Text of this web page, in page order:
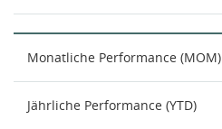
Monatliche Performance (MOM)
Jährliche Performance (YTD)